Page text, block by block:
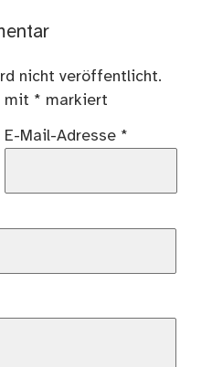
nicht veröffentlicht.
mit * markiert
E-Mail-Adresse *